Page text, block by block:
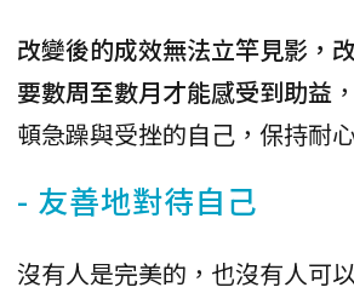
改變後的成效無法立竿見影，
要數周至數月才能感受到助益
頓急躁與受挫的自己，保持耐
- 友善地對待自己
沒有人是完美的，也沒有人可